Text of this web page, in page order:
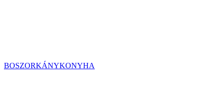
BOSZORKÁNYKONYHA